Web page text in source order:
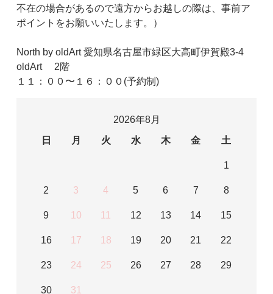
不在の場合があるので遠方からお越しの際は、事前ア
ポイントをお願いいたします。）
North by oldArt 愛知県名古屋市緑区大高町伊賀殿3-4
oldArt 2階
１１：００〜１６：００(予約制)
2026年8月
日
月 火 水 木 金 土
1
2 3 4 5 6 7 8
9 10 11 12 13 14 15
16 17 18 19 20 21 22
23 24 25 26 27 28 29
30 31